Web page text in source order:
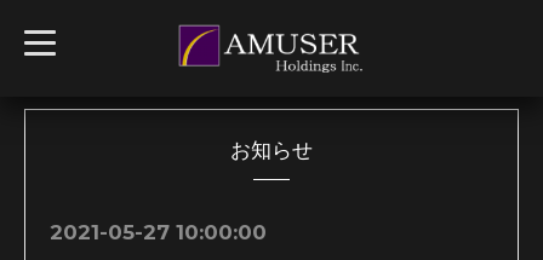
t
o
l
お知らせ
2021-05-27 10:00:00